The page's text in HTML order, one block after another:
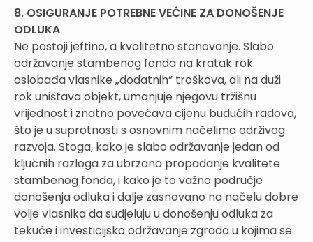
8. OSIGURANJE POTREBNE VEĆINE ZA DONOŠENJE
ODLUKA
Ne postoji jeftino, a kvalitetno stanovanje. Slabo
održavanje stambenog fonda na kratak rok
oslobađa vlasnike „dodatnih” troškova, ali na duži
rok uništava objekt, umanjuje njegovu tržišnu
vrijednost i znatno povećava cijenu budućih radova,
što je u suprotnosti s osnovnim načelima održivog
razvoja. Stoga, kako je slabo održavanje jedan od
ključnih razloga za ubrzano propadanje kvalitete
stambenog fonda, i kako je to važno područje
donošenja odluka i dalje zasnovano na načelu dobre
volje vlasnika da sudjeluju u donošenju odluka za
tekuće i investicijsko održavanje zgrada u kojima se